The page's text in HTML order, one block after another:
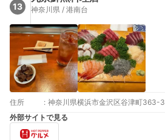
13 神奈川県 / 港南台
住所 : 神奈川県横浜市金沢区谷津町363-3
外部サイトで見る